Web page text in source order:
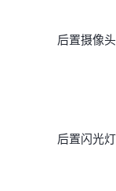
后置摄像
后置闪光灯